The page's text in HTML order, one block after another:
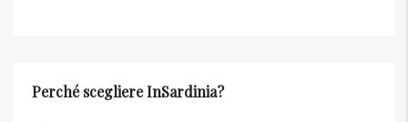
Perché scegliere InSardinia?